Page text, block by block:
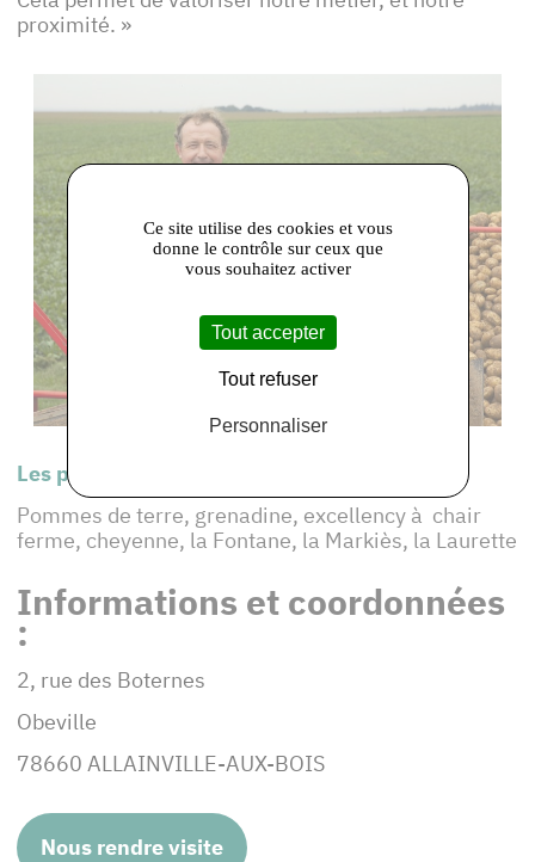
proximité. »
Les produits de cet adhérent :
Pommes de terre, grenadine, excellency à chair
ferme, cheyenne, la Fontane, la Markiès, la Laurette
Informations et coordonnées
:
2, rue des Boternes
Obeville
78660 ALLAINVILLE-AUX-BOIS
Nous rendre visite
Ce site utilise des cookies et vous
donne le contrôle sur ceux que
vous souhaitez activer
Tout accepter
Tout refuser
Personnaliser